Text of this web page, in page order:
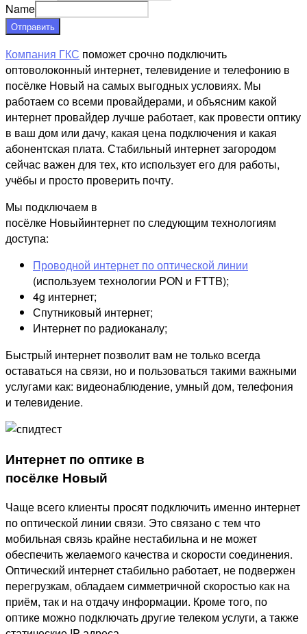
Name
Отправить
Компания ГКС поможет срочно подключить
оптоволоконный интернет, телевидение и телефонию в
посёлке Новый на самых выгодных условиях. Мы
работаем со всеми провайдерами, и объясним какой
интернет провайдер лучше работает, как провести оптику
в ваш дом или дачу, какая цена подключения и какая
абонентская плата. Стабильный интернет загородом
сейчас важен для тех, кто использует его для работы,
учёбы и просто проверить почту.
Мы подключаем в
посёлке Новыйинтернет по следующим технологиям
доступа:
Проводной интернет по оптической линии
(используем технологии PON и FTTB);
4g интернет;
Спутниковый интернет;
Интернет по радиоканалу;
Быстрый интернет позволит вам не только всегда
оставаться на связи, но и пользоваться такими важными
услугами как: видеонаблюдение, умный дом, телефония
и телевидение.
Интернет по оптике в
посёлке Новый
Чаще всего клиенты просят подключить именно интернет
по оптической линии связи. Это связано с тем что
мобильная связь крайне нестабильна и не может
обеспечить желаемого качества и скорости соединения.
Оптический интернет стабильно работает, не подвержен
перегрузкам, обладаем симметричной скоростью как на
приём, так и на отдачу информации. Кроме того, по
оптике можно подключать другие телеком услуги, а также